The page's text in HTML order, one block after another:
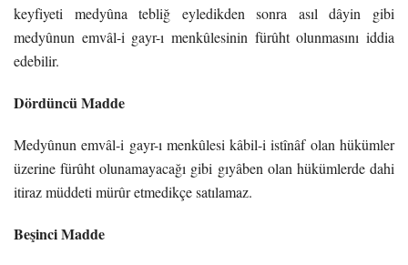
keyfiyeti medyûna tebliğ eyledikden sonra asıl dâyin gibi
medyûnun emvâl-i gayr-ı menkûlesinin fürûht olunmasını iddia
edebilir.
Dördüncü Madde
Medyûnun emvâl-i gayr-ı menkûlesi kâbil-i istînâf olan hükümler
üzerine fürûht olunamayacağı gibi gıyâben olan hükümlerde dahi
itiraz müddeti mürûr etmedikçe satılamaz.
Beşinci Madde